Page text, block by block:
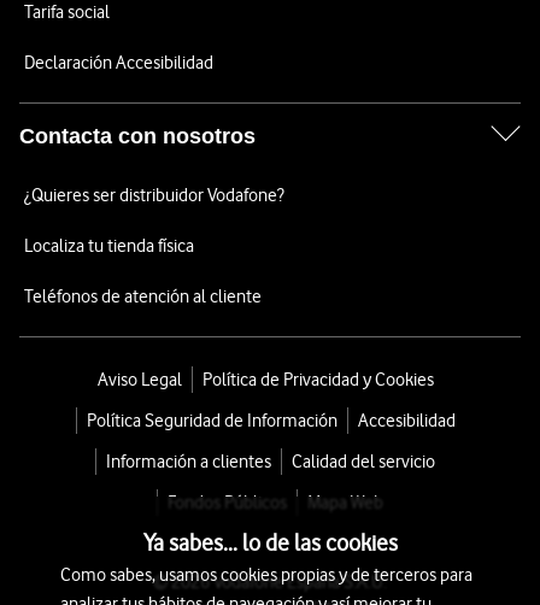
Tarifa social
Declaración Accesibilidad
Contacta con nosotros
¿Quieres ser distribuidor Vodafone?
Localiza tu tienda física
Teléfonos de atención al cliente
Aviso Legal
Política de Privacidad y Cookies
Política Seguridad de Información
Accesibilidad
Información a clientes
Calidad del servicio
Fondos Públicos
Mapa Web
© 2026 Vodafone España S.A.U.
Ya sabes... lo de las cookies
Como sabes, usamos cookies propias y de terceros para